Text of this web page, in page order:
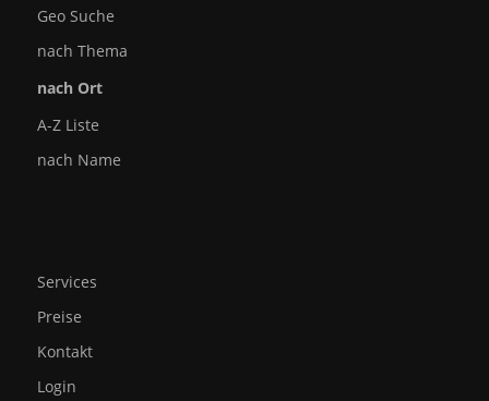
Geo Suche
nach Thema
nach Ort
A-Z Liste
nach Name
Services
Preise
Kontakt
Login